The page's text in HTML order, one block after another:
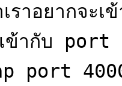
าอยากจะเ
เข้ากับ
port